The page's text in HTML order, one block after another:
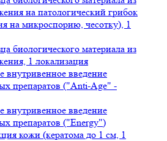
на патологический грибок
на микроспорию, чесотку), 1
биологического материала из
1 локализация
внутривенное введение
препаратов ("Anti-Age" -
внутривенное введение
препаратов ("Energy")
кожи (кератома до 1 см, 1